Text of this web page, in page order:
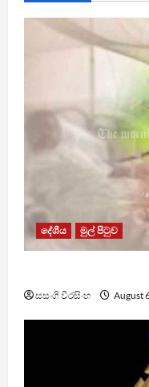
දේශීය මුල් පිටුව
සසංගි වීරසිංහ August